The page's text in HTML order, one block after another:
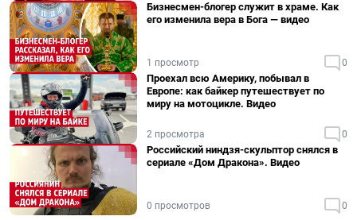
Бизнесмен-блогер служит в храме. Как
его изменила вера в Бога — видео
1 просмотр 0
Проехал всю Америку, побывал в
Европе: как байкер путешествует по
миру на мотоцикле. Видео
2 просмотра 0
Российский ниндзя-скульптор снялся в
сериале «Дом Дракона». Видео
0 просмотров 0